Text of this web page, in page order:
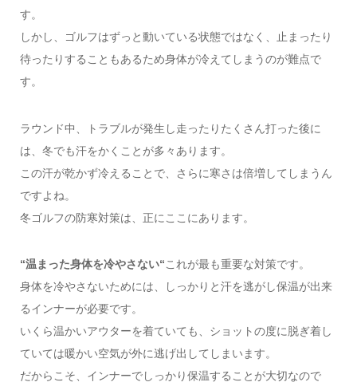
す。
しかし、ゴルフはずっと動いている状態ではなく、止まったり
待ったりすることもあるため身体が冷えてしまうのが難点で
す。
ラウンド中、トラブルが発生し走ったりたくさん打った後に
は、冬でも汗をかくことが多々あります。
この汗が乾かず冷えることで、さらに寒さは倍増してしまうん
ですよね。
冬ゴルフの防寒対策は、正にここにあります。
“温まった身体を冷やさない“これが最も重要な対策です。
身体を冷やさないためには、しっかりと汗を逃がし保温が出来
るインナーが必要です。
いくら温かいアウターを着ていても、ショットの度に脱ぎ着し
ていては暖かい空気が外に逃げ出してしまいます。
だからこそ、インナーでしっかり保温することが大切なので